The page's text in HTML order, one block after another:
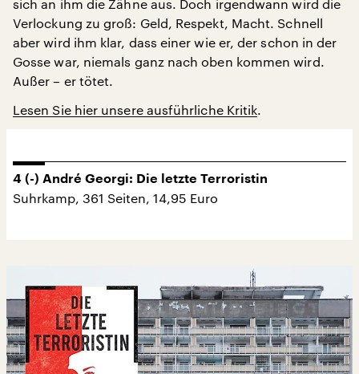
sich an ihm die Zähne aus. Doch irgendwann wird die
Verlockung zu groß: Geld, Respekt, Macht. Schnell
aber wird ihm klar, dass einer wie er, der schon in der
Gosse war, niemals ganz nach oben kommen wird.
Außer – er tötet.
Lesen Sie hier unsere ausführliche Kritik.
4 (-) André Georgi: Die letzte Terroristin
Suhrkamp, 361 Seiten, 14,95 Euro